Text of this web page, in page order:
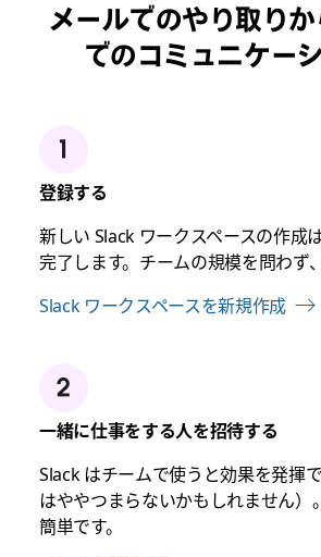
メールでのやり取り
でのコミュニケー
登録する
新しい Slack ワークスペースの作成
完了します。チームの規模を問わず
Slack ワークスペースを新規作成
一緒に仕事をする人を招待する
Slack はチームで使うと効果を発揮
はややつまらないかもしれません）
簡単です。